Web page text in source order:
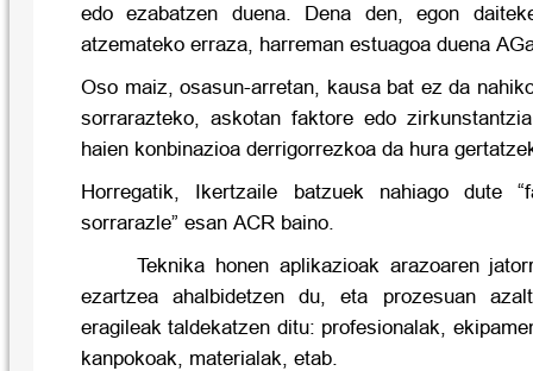
edo ezabatzen duena. Dena den, egon
atzemateko erraza, harreman estuagoa duena
Oso maiz, osasun-arretan, kausa bat ez da
sorrarazteko, askotan faktore edo
haien konbinazioa derrigorrezkoa da hura
Horregatik, Ikertzaile batzuek nahiago dute
sorrarazle” esan ACR baino.
Teknika honen aplikazioak arazoaren
ezartzea ahalbidetzen du, eta prozesuan
eragileak taldekatzen ditu: profesionalak,
kanpokoak, materialak, etab.